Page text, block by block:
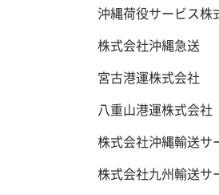
沖縄荷役サービス株式
株式会社沖縄急送
宮古港運株式会社
八重山港運株式会社
株式会社沖縄輸送サー
株式会社九州輸送サー